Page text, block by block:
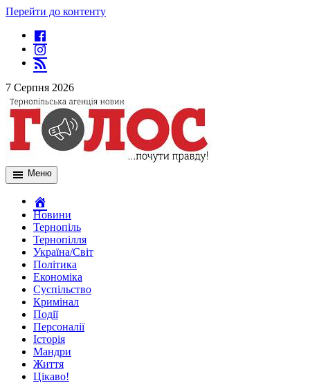
Перейти до контенту
7 Серпня 2026
Меню
Новини
Тернопіль
Тернопілля
Україна/Світ
Політика
Економіка
Суспільство
Кримінал
Події
Персоналії
Історія
Мандри
Життя
Цікаво!